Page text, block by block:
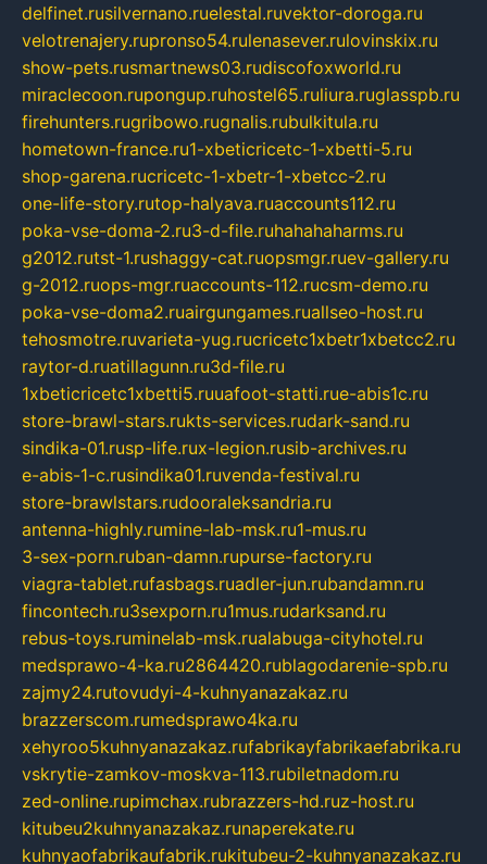
delfinet.rusilvernano.ruelestal.ruvektor-doroga.ru
velotrenajery.rupronso54.rulenasever.rulovinskix.ru
show-pets.rusmartnews03.rudiscofoxworld.ru
miraclecoon.rupongup.ruhostel65.ruliura.ruglasspb.ru
firehunters.rugribowo.rugnalis.rubulkitula.ru
hometown-france.ru1-xbeticricetc-1-xbetti-5.ru
shop-garena.rucricetc-1-xbetr-1-xbetcc-2.ru
one-life-story.rutop-halyava.ruaccounts112.ru
poka-vse-doma-2.ru3-d-file.ruhahahaharms.ru
g2012.rutst-1.rushaggy-cat.ruopsmgr.ruev-gallery.ru
g-2012.ruops-mgr.ruaccounts-112.rucsm-demo.ru
poka-vse-doma2.ruairgungames.ruallseo-host.ru
tehosmotre.ruvarieta-yug.rucricetc1xbetr1xbetcc2.ru
raytor-d.ruatillagunn.ru3d-file.ru
1xbeticricetc1xbetti5.ruuafoot-statti.rue-abis1c.ru
store-brawl-stars.rukts-services.rudark-sand.ru
sindika-01.rusp-life.rux-legion.rusib-archives.ru
e-abis-1-c.rusindika01.ruvenda-festival.ru
store-brawlstars.rudooraleksandria.ru
antenna-highly.rumine-lab-msk.ru1-mus.ru
3-sex-porn.ruban-damn.rupurse-factory.ru
viagra-tablet.rufasbags.ruadler-jun.rubandamn.ru
fincontech.ru3sexporn.ru1mus.rudarksand.ru
rebus-toys.ruminelab-msk.rualabuga-cityhotel.ru
medsprawo-4-ka.ru2864420.rublagodarenie-spb.ru
zajmy24.rutovudyi-4-kuhnyanazakaz.ru
brazzerscom.rumedsprawo4ka.ru
xehyroo5kuhnyanazakaz.rufabrikayfabrikaefabrika.ru
vskrytie-zamkov-moskva-113.rubiletnadom.ru
zed-online.rupimchax.rubrazzers-hd.ruz-host.ru
kitubeu2kuhnyanazakaz.runaperekate.ru
kuhnyaofabrikaufabrik.rukitubeu-2-kuhnyanazakaz.ru